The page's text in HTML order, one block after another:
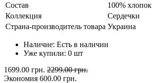
Состав
100% хлопок
Коллекция
Сердечки
Страна-производитель товара Украина
Наличие: Есть в наличии
Уже купили: 0 шт
1699.00 грн. 2299.00 грн.
Экономия 600.00 грн.